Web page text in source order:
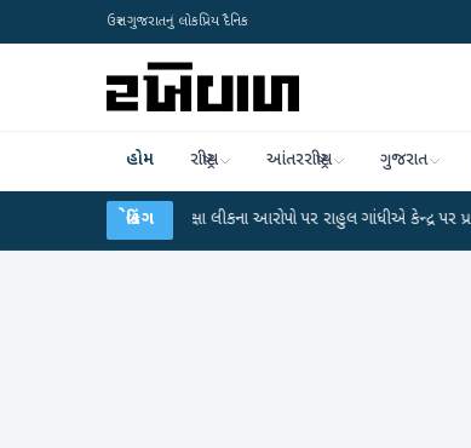
ઉત્તર ગુજરાતનું લોકપ્રિય દૈનિક
હોમ રાષ્ટ્રીય આંતરરાષ્ટ્રીય ગુજરાત
બ્રેકિંગ
NET પરીક્ષા લીકના આરોપો પર રાહુલ ગાંધીએ કેન્દ્ર પર પ્રહાર કર્યા ●